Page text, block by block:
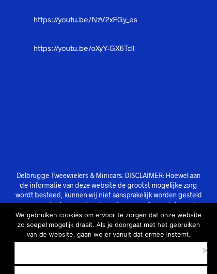
https://youtu.be/NzV2xFGy_es
https://youtu.be/oXyY-GX6TdI
Delbrugge Tweewielers & Minicars. DISCLAIMER: Hoewel aan
de informatie van deze website de grootst mogelijke zorg
wordt besteed, kunnen wij niet aansprakelijk worden gesteld
voor eventuele onjuiste informatie van welke aard dan ook.
We gebruiken cookies om ervoor te zorgen dat onze website
zo soepel mogelijk draait. Als je doorgaat met het gebruiken
van de website, gaan we er vanuit dat ermee instemt.